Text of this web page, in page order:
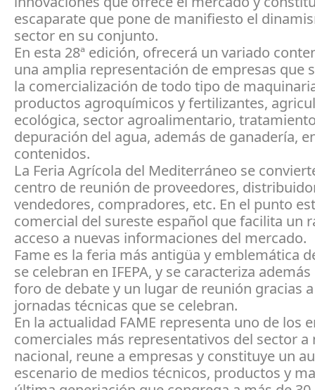
escaparate que pone de manifiesto el
sector en su conjunto.
En esta 28ª edición, ofrecerá un variado
una amplia representación de empresas que
la comercialización de todo tipo de
productos agroquímicos y fertilizantes,
ecológica, sector agroalimentario,
depuración del agua, además de ganadería,
contenidos.
La Feria Agrícola del Mediterráneo se
centro de reunión de proveedores,
vendedores, compradores, etc. En el punto
comercial del sureste español que facilita un
acceso a nuevas informaciones del mercado.
Fame es la feria más antigüa y emblemática
se celebran en IFEPA, y se caracteriza
foro de debate y un lugar de reunión gracias
jornadas técnicas que se celebran.
En la actualidad FAME representa uno de los
comerciales más representativos del sector a
nacional, reune a empresas y constituye un
escenario de medios técnicos, productos y